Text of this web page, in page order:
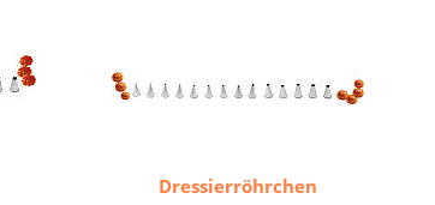
Dressierröhrchen